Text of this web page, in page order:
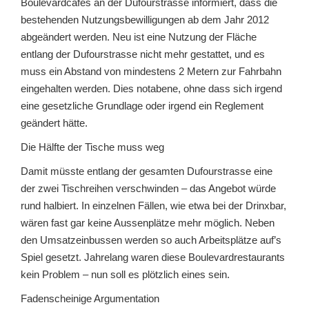
Boulevardcafés an der Dufourstrasse informiert, dass die
bestehenden Nutzungsbewilligungen ab dem Jahr 2012
abgeändert werden. Neu ist eine Nutzung der Fläche
entlang der Dufourstrasse nicht mehr gestattet, und es
muss ein Abstand von mindestens 2 Metern zur Fahrbahn
eingehalten werden. Dies notabene, ohne dass sich irgend
eine gesetzliche Grundlage oder irgend ein Reglement
geändert hätte.
Die Hälfte der Tische muss weg
Damit müsste entlang der gesamten Dufourstrasse eine
der zwei Tischreihen verschwinden – das Angebot würde
rund halbiert. In einzelnen Fällen, wie etwa bei der Drinxbar,
wären fast gar keine Aussenplätze mehr möglich. Neben
den Umsatzeinbussen werden so auch Arbeitsplätze auf’s
Spiel gesetzt. Jahrelang waren diese Boulevardrestaurants
kein Problem – nun soll es plötzlich eines sein.
Fadenscheinige Argumentation